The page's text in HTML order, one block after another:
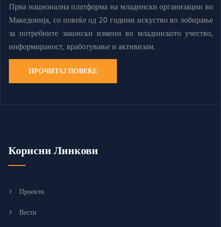
Прва национална платформа на младински организации во
Македонија, со повеќе од 20 години искуство во лобирање
за потребните законски измени во младинското учество,
информираност, вработување и активизам.
ПРОЧИТАЈ ПОВЕЌЕ
Корисни Линкови
Проекти
Вести